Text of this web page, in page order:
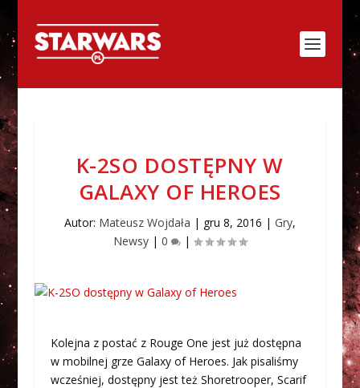
K-2SO DOSTĘPNY W
GALAXY OF HEROES
Autor: Mateusz Wojdała | gru 8, 2016 | Gry,
Newsy| 0 |
Kolejna z postać z Rouge One jest już dostępna
w mobilnej grze Galaxy of Heroes. Jak pisaliśmy
wcześniej, dostępny jest też Shoretrooper, Scarif